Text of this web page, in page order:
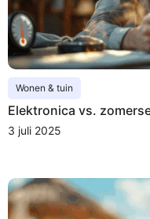
Wonen & tuin
Elektronica vs.
3 juli 2025